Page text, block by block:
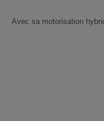
Avec sa motorisation